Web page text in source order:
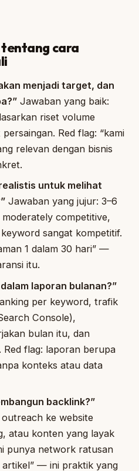
cara
menjadi target, dan
Jawaban yang baik:
riset volume
Red flag: “kami
relevan dengan bisnis
untuk melihat
Jawaban yang jujur: 3–6
competitive,
sangat kompetitif.
1 dalam 30 hari” —
itu.
laporan bulanan?”
per keyword, trafik
Console),
bulan itu, dan
Red flag: laporan berupa
konteks atau data
backlink?”
ke website
atau konten yang layak
punya network ratusan
— ini praktik yang